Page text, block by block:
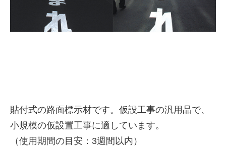
株式会社吾妻製作所 会社案
内
貼付式の路面標示材です。仮設工事の汎用品で、
小規模の仮設置工事に適しています。
（使用期間の目安：3週間以内）